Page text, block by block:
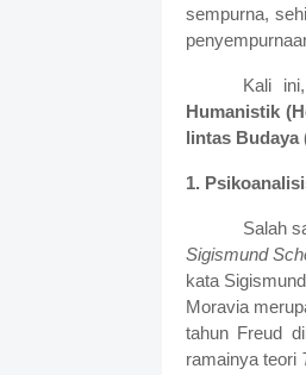
sempurna,
Kali
Humanistik
lintas Budaya
1.
Salah
Sigismund
kata
Moravia
tahun Freud
ramainya teori